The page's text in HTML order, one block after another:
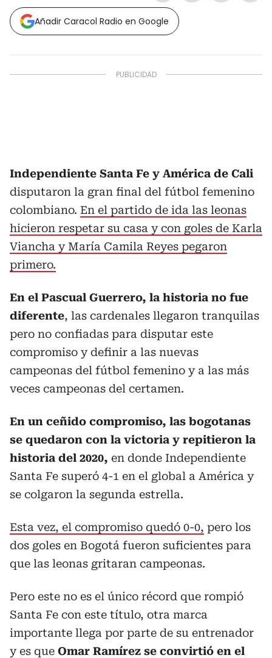
Añadir Caracol Radio en Google
Independiente Santa Fe y América de Cali
disputaron la gran final del fútbol femenino
colombiano. En el partido de ida las leonas
hicieron respetar su casa y con goles de Karla
Viancha y María Camila Reyes pegaron
primero.
En el Pascual Guerrero, la historia no fue
diferente, las cardenales llegaron tranquilas
pero no confiadas para disputar este
compromiso y definir a las nuevas
campeonas del fútbol femenino y a las más
veces campeonas del certamen.
En un ceñido compromiso, las bogotanas
se quedaron con la victoria y repitieron la
historia del 2020, en donde Independiente
Santa Fe superó 4-1 en el global a América y
se colgaron la segunda estrella.
Esta vez, el compromiso quedó 0-0, pero los
dos goles en Bogotá fueron suficientes para
que las leonas gritaran campeonas.
Pero este no es el único récord que rompió
Santa Fe con este título, otra marca
importante llega por parte de su entrenador
y es que Omar Ramírez se convirtió en el